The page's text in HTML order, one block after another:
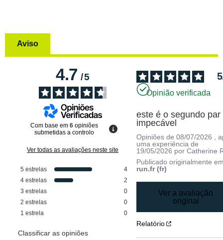
Aviso
4.7/5
Com base em 6 opiniões
submetidas a controlo
Ver todas as avaliações neste site
5 estrelas
4
4 estrelas
2
3 estrelas
0
2 estrelas
0
1 estrela 0
Classificar as opiniões
5
Opinião verificada
este é o segundo par
impecável
Opiniões de08/07/2026
,
uma experiência de
19/05/2026 porCatherine
Publicado originalmente
run.fr (fr)
Ver a avaliação
original
Relatório